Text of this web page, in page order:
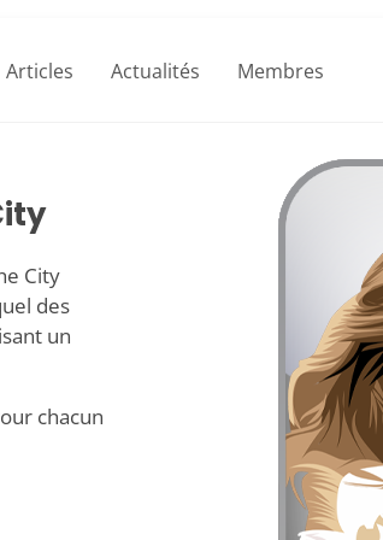
Articles Actualités Membres
City
des
un
chacun